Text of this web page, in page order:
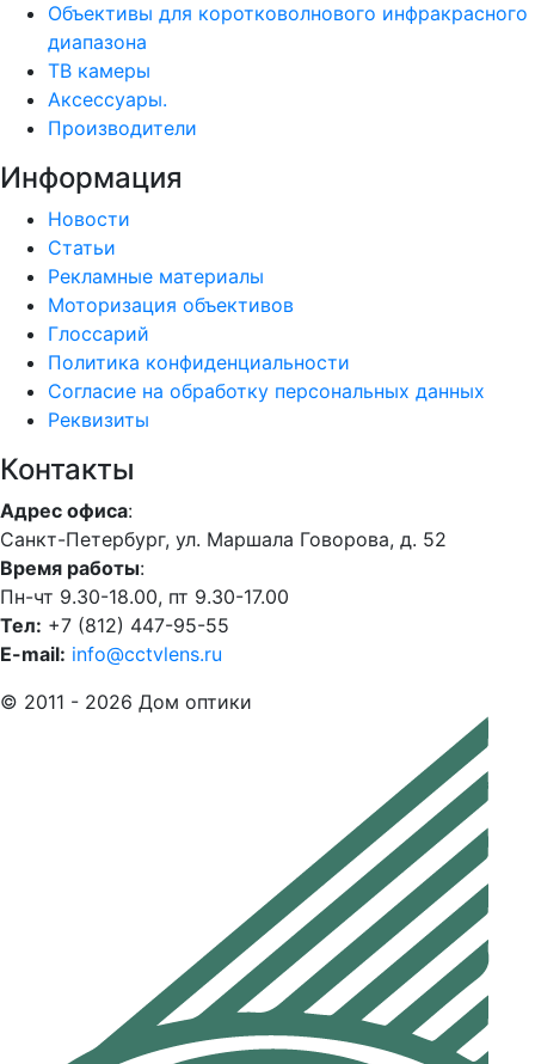
Объективы для коротковолнового инфракрасного
диапазона
ТВ камеры
Аксессуары.
Производители
Информация
Новости
Статьи
Рекламные материалы
Моторизация объективов
Глоссарий
Политика конфиденциальности
Согласие на обработку персональных данных
Реквизиты
Контакты
Адрес офиса:
Санкт-Петербург, ул. Маршала Говорова, д. 52
Время работы:
Пн-чт 9.30-18.00, пт 9.30-17.00
Тел: +7 (812) 447-95-55
E-mail: info@cctvlens.ru
© 2011 - 2026 Дом оптики